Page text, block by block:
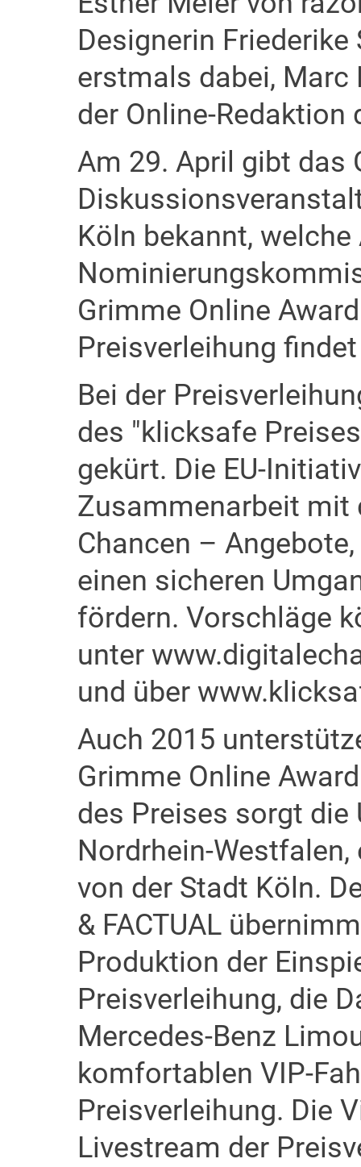
Designerin
erstmals dabei, Marc
der Online-Redaktion
Am 29. April gibt das
Köln bekannt,
Grimme Online
Preisverleihung
Bei der
des "klicksafe
gekürt. Die EU-
Zusammenarbeit mit
Chancen –
einen sicheren
fördern. Vorschläge
unter
und über
Auch 2015
Grimme Online
des Preises sorgt
Nordrhein-
von der Stadt Köln.
& FACTUAL
Produktion der
Preisverleihung, die
Mercedes-Benz
komfortablen VIP-
Preisverleihung. Die
Livestream der